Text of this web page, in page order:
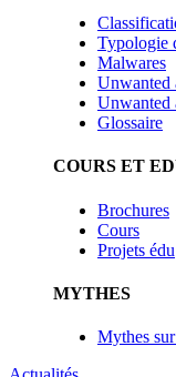
Typologie
Malwares
Unwanted
Unwanted
Glossaire
COURS ET
Brochures
Cours
Projets édu
MYTHES
Mythes